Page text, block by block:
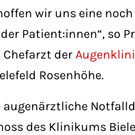
wir uns eine noch
Patient:innen“, so
Chefarzt der
Rosenhöhe.
augenärztliche
des Klinikums